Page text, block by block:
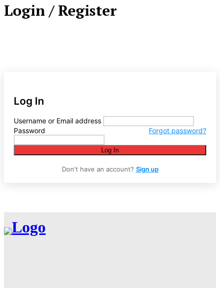
Login / Register
Log In
Username or Email address
Password
Forgot password?
Log In
Don't have an account? Sign up